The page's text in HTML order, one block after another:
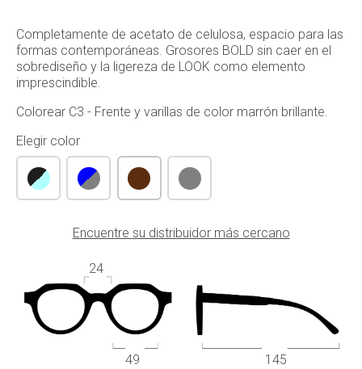
Completamente de acetato de celulosa, espacio para las
formas contemporáneas. Grosores BOLD sin caer en el
sobrediseño y la ligereza de LOOK como elemento
imprescindible.
Colorear C3 - Frente y varillas de color marrón brillante.
Elegir color
Encuentre su distribuidor más cercano
49
24
145